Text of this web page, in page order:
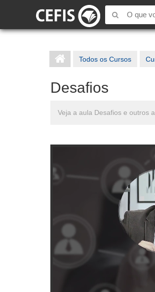
Todos os Cursos
Desafios
Veja a aula Desafios e outros